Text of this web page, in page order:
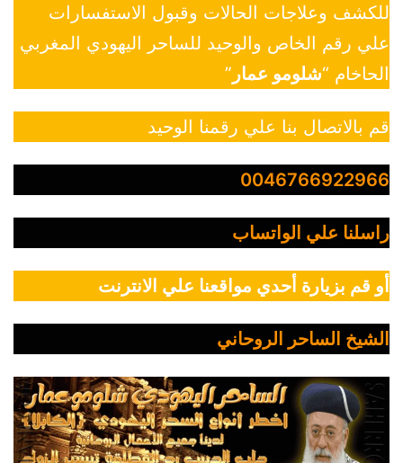
للكشف وعلاجات الحالات وقبول الاستفسارات
علي رقم الخاص والوحيد للساحر اليهودي المغربي
الحاخام “شلومو عمار ”
قم بالاتصال بنا علي رقمنا الوحيد
0046766922966
راسلنا علي الواتساب
أو قم بزيارة أحدي مواقعنا علي الانترنت
الشيخ الساحر الروحاني